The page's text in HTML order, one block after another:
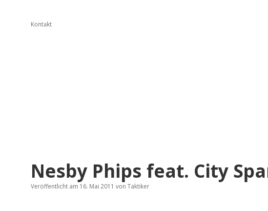
Kontakt
Nesby Phips feat. City
Veröffentlicht am 16. Mai 2011 von Taktiker